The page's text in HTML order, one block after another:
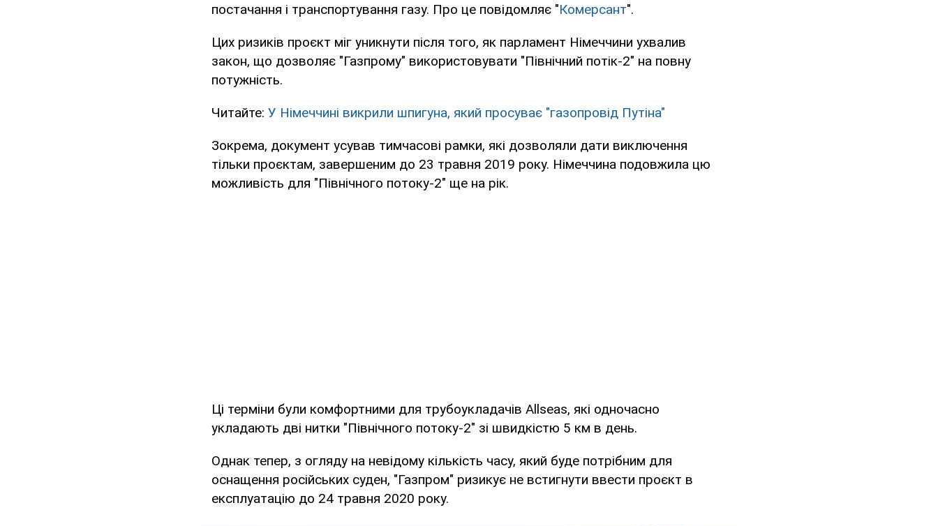
постачання і транспортування газу. Про це повідомляє "Комерсант".
Цих ризиків проєкт міг уникнути після того, як парламент Німеччини ухвалив
закон, що дозволяє "Газпрому" використовувати "Північний потік-2" на повну
потужність.
Читайте: У Німеччині викрили шпигуна, який просуває "газопровід Путіна"
Зокрема, документ усував тимчасові рамки, які дозволяли дати виключення
тільки проєктам, завершеним до 23 травня 2019 року. Німеччина подовжила цю
можливість для "Північного потоку-2" ще на рік.
Ці терміни були комфортними для трубоукладачів Allseas, які одночасно
укладають дві нитки "Північного потоку-2" зі швидкістю 5 км в день.
Однак тепер, з огляду на невідому кількість часу, який буде потрібним для
оснащення російських суден, "Газпром" ризикує не встигнути ввести проєкт в
експлуатацію до 24 травня 2020 року.